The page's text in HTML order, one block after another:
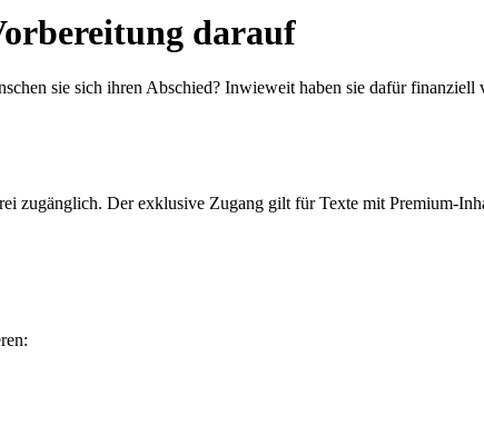
darauf
sie sich ihren Abschied? Inwieweit haben sie dafür
zugänglich. Der exklusive Zugang gilt für Texte mit Premium-